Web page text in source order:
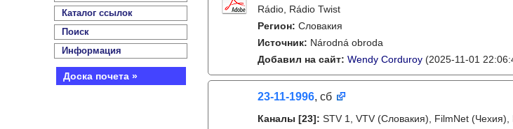
Каталог ссылок
Поиск
Информация
Доска почета »
Rádio, Rádio Twist
Регион: Словакия
Источник: Národná obroda
Добавил на сайт: Wendy Corduroy (2025-11-01
23-11-1996, сб
Каналы [23]: STV 1, VTV (Словакия), FilmNet